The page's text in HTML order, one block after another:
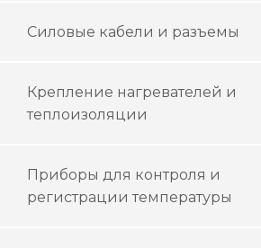
Силовые кабели и разъемы
Крепление нагревателей и
теплоизоляции
Приборы для контроля и
регистрации температуры